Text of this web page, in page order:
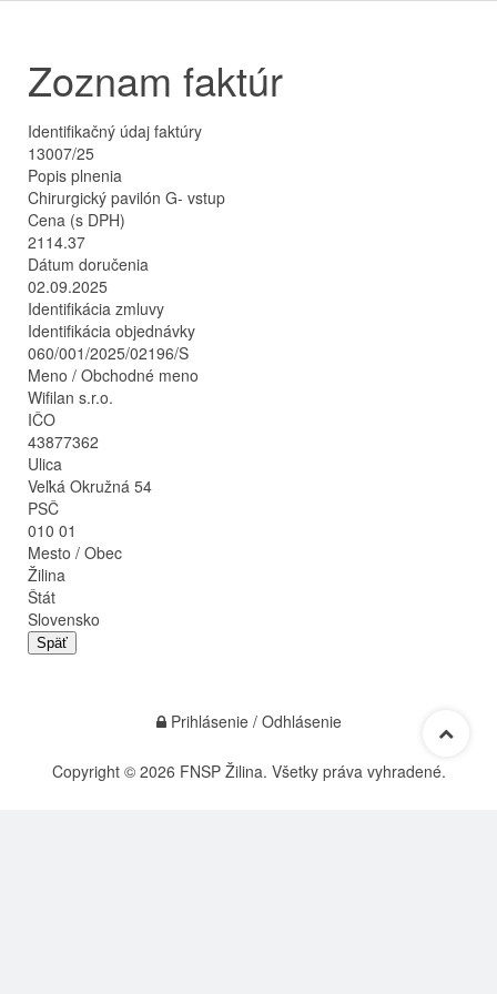
Zoznam faktúr
Identifikačný údaj faktúry
13007/25
Popis plnenia
Chirurgický pavilón G- vstup
Cena (s DPH)
2114.37
Dátum doručenia
02.09.2025
Identifikácia zmluvy
Identifikácia objednávky
060/001/2025/02196/S
Meno / Obchodné meno
Wifilan s.r.o.
IČO
43877362
Ulica
Veľká Okružná 54
PSČ
010 01
Mesto / Obec
Žilina
Štát
Slovensko
Späť
Prihlásenie / Odhlásenie
Copyright © 2026 FNSP Žilina. Všetky práva vyhradené.